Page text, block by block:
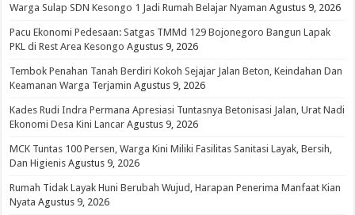
Warga Sulap SDN Kesongo 1 Jadi Rumah Belajar Nyaman Agustus 9, 2026
Pacu Ekonomi Pedesaan: Satgas TMMd 129 Bojonegoro Bangun Lapak
PKL di Rest Area Kesongo Agustus 9, 2026
Tembok Penahan Tanah Berdiri Kokoh Sejajar Jalan Beton, Keindahan Dan
Keamanan Warga Terjamin Agustus 9, 2026
Kades Rudi Indra Permana Apresiasi Tuntasnya Betonisasi Jalan, Urat Nadi
Ekonomi Desa Kini Lancar Agustus 9, 2026
MCK Tuntas 100 Persen, Warga Kini Miliki Fasilitas Sanitasi Layak, Bersih,
Dan Higienis Agustus 9, 2026
Rumah Tidak Layak Huni Berubah Wujud, Harapan Penerima Manfaat Kian
Nyata Agustus 9, 2026